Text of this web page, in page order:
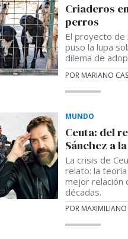
Criaderos
perros
El proyecto de
puso la lupa
dilema de
POR MARIANO
MUNDO
Ceuta: del
Sánchez a
La crisis de
relato: la
mejor relación
décadas.
POR MAXIMILIANO